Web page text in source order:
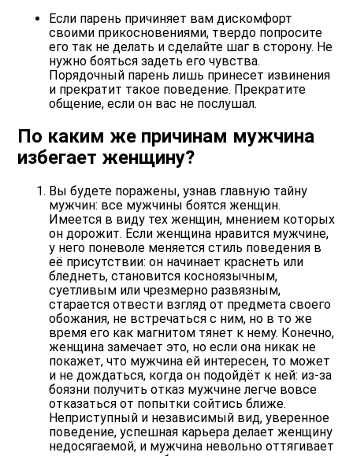
Если парень причиняет вам дискомфорт
своими прикосновениями, твердо попросите
его так не делать и сделайте шаг в сторону. Не
нужно бояться задеть его чувства.
Порядочный парень лишь принесет извинения
и прекратит такое поведение. Прекратите
общение, если он вас не послушал.
По каким же причинам мужчина
избегает женщину?
Вы будете поражены, узнав главную тайну
мужчин: все мужчины боятся женщин.
Имеется в виду тех женщин, мнением которых
он дорожит. Если женщина нравится мужчине,
у него поневоле меняется стиль поведения в
её присутствии: он начинает краснеть или
бледнеть, становится косноязычным,
суетливым или чрезмерно развязным,
старается отвести взгляд от предмета своего
обожания, не встречаться с ним, но в то же
время его как магнитом тянет к нему. Конечно,
женщина замечает это, но если она никак не
покажет, что мужчина ей интересен, то может
и не дождаться, когда он подойдёт к ней: из-за
боязни получить отказ мужчине легче вовсе
отказаться от попытки сойтись ближе.
Неприступный и независимый вид, уверенное
поведение, успешная карьера делает женщину
недосягаемой, и мужчина невольно оттягивает